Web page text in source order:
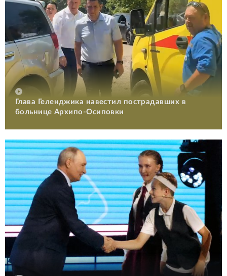
Глава Геленджика навестил пострадавших в
больнице Архипо-Осиповки